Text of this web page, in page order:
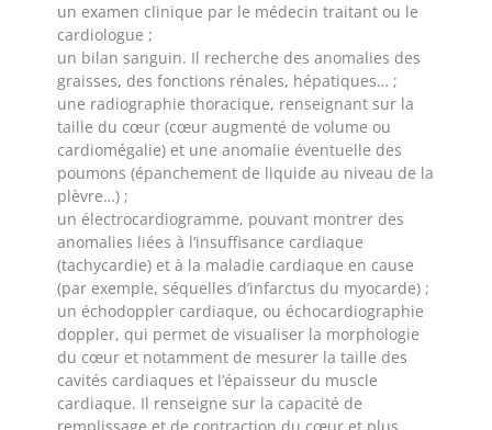
un examen clinique par le médecin traitant ou le
cardiologue ;
un bilan sanguin. Il recherche des anomalies des
graisses, des fonctions rénales, hépatiques… ;
une radiographie thoracique, renseignant sur la
taille du cœur (cœur augmenté de volume ou
cardiomégalie) et une anomalie éventuelle des
poumons (épanchement de liquide au niveau de la
plèvre…) ;
un électrocardiogramme, pouvant montrer des
anomalies liées à l’insuffisance cardiaque
(tachycardie) et à la maladie cardiaque en cause
(par exemple, séquelles d’infarctus du myocarde) ;
un échodoppler cardiaque, ou échocardiographie
doppler, qui permet de visualiser la morphologie
du cœur et notamment de mesurer la taille des
cavités cardiaques et l’épaisseur du muscle
cardiaque. Il renseigne sur la capacité de